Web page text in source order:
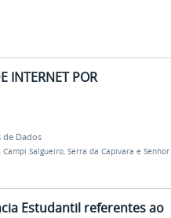
INTERNET POR
de Dados
Salgueiro, Serra da Capivara e Senhor
Estudantil referentes ao